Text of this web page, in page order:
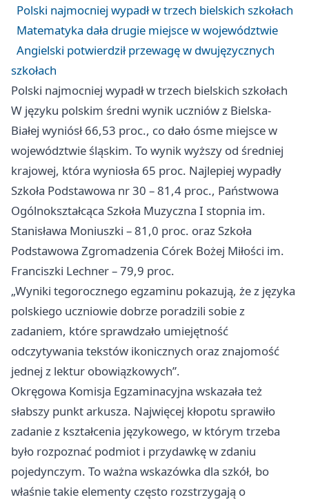
Polski najmocniej wypadł w trzech bielskich szkołach
Matematyka dała drugie miejsce w województwie
Angielski potwierdził przewagę w dwujęzycznych
szkołach
Polski najmocniej wypadł w trzech bielskich szkołach
W języku polskim średni wynik uczniów z Bielska-
Białej wyniósł 66,53 proc., co dało ósme miejsce w
województwie śląskim. To wynik wyższy od średniej
krajowej, która wyniosła 65 proc. Najlepiej wypadły
Szkoła Podstawowa nr 30 – 81,4 proc., Państwowa
Ogólnokształcąca Szkoła Muzyczna I stopnia im.
Stanisława Moniuszki – 81,0 proc. oraz Szkoła
Podstawowa Zgromadzenia Córek Bożej Miłości im.
Franciszki Lechner – 79,9 proc.
„Wyniki tegorocznego egzaminu pokazują, że z języka
polskiego uczniowie dobrze poradzili sobie z
zadaniem, które sprawdzało umiejętność
odczytywania tekstów ikonicznych oraz znajomość
jednej z lektur obowiązkowych”.
Okręgowa Komisja Egzaminacyjna wskazała też
słabszy punkt arkusza. Najwięcej kłopotu sprawiło
zadanie z kształcenia językowego, w którym trzeba
było rozpoznać podmiot i przydawkę w zdaniu
pojedynczym. To ważna wskazówka dla szkół, bo
właśnie takie elementy często rozstrzygają o